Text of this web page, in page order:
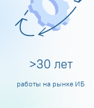
>30 лет
работы на рынке ИБ